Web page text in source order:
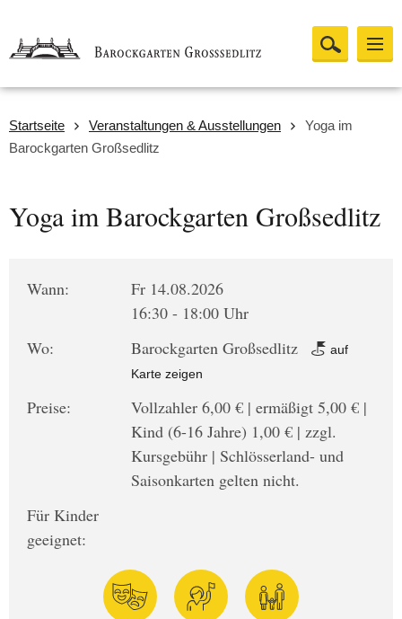
Startseite Veranstaltungen & Ausstellungen
Yoga im
Barockgarten Großsedlitz
Yoga im Barockgarten Großsedlitz
Wann:
Fr 14.08.2026
16:30 - 18:00 Uhr
Wo:
Barockgarten Großsedlitz
auf
Karte zeigen
Preise:
Vollzahler 6,00 € | ermäßigt 5,00 € |
Kind (6-16 Jahre) 1,00 € | zzgl.
Kursgebühr | Schlösserland- und
Saisonkarten gelten nicht.
Für Kinder
geeignet: